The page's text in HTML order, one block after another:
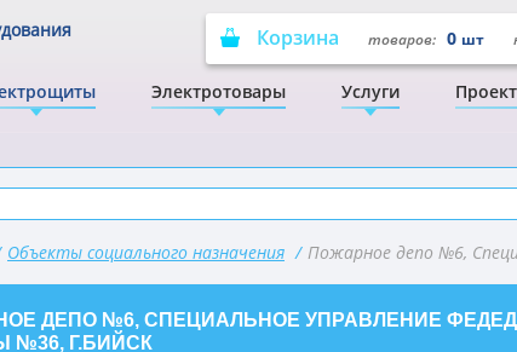
Корзина товаров: 0 шт
Электротовары Услуги
Объекты социального назначения / Пожарное депо №6,
ДЕПО №6, СПЕЦИАЛЬНОЕ УПРАВЛЕНИЕ
№36, Г.БИЙСК